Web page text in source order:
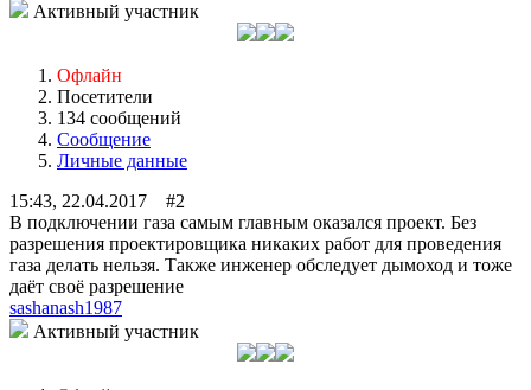
Активный участник
Офлайн
Посетители
134 сообщений
Сообщение
Личные данные
15:43, 22.04.2017 #2
В подключении газа самым главным оказался проект. Без
разрешения проектировщика никаких работ для проведения
газа делать нельзя. Также инженер обследует дымоход и тоже
даёт своё разрешение
sashanash1987
Активный участник